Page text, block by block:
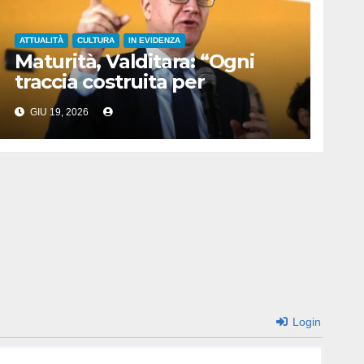
ATTUALITÀ CULTURA IN EVIDENZA
Maturità, Valditara: “Ogni
traccia costruita per
valorizzare conoscenze
solide”
GIU 19, 2026
Login